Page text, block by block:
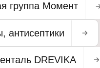
группа Момент
антисептики
DREVIKA